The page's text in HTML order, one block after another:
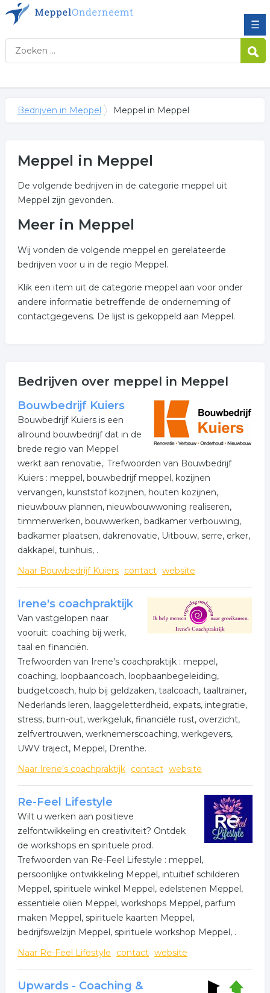
☰
Bedrijven in Meppel Meppel in Meppel
Meppel in Meppel
De volgende bedrijven in de categorie meppel uit
Meppel zijn gevonden.
Meer in Meppel
Wij vonden de volgende meppel en gerelateerde
bedrijven voor u in de regio Meppel.
Klik een item uit de categorie meppel aan voor onder
andere informatie betreffende de onderneming of
contactgegevens. De lijst is gekoppeld aan Meppel.
Bedrijven over meppel in Meppel
Bouwbedrijf Kuiers
Bouwbedrijf Kuiers is een
allround bouwbedrijf dat in de
brede regio van Meppel
werkt aan renovatie,. Trefwoorden van Bouwbedrijf
Kuiers : meppel, bouwbedrijf meppel, kozijnen
vervangen, kunststof kozijnen, houten kozijnen,
nieuwbouw plannen, nieuwbouwwoning realiseren,
timmerwerken, bouwwerken, badkamer verbouwing,
badkamer plaatsen, dakrenovatie, Uitbouw, serre, erker,
dakkapel, tuinhuis, .
Naar Bouwbedrijf Kuiers contact website
Irene's coachpraktijk
Van vastgelopen naar
vooruit: coaching bij werk,
taal en financiën.
Trefwoorden van Irene's coachpraktijk : meppel,
coaching, loopbaancoach, loopbaanbegeleiding,
budgetcoach, hulp bij geldzaken, taalcoach, taaltrainer,
Nederlands leren, laaggeletterdheid, expats, integratie,
stress, burn-out, werkgeluk, financiële rust, overzicht,
zelfvertrouwen, werknemerscoaching, werkgevers,
UWV traject, Meppel, Drenthe.
Naar Irene's coachpraktijk contact website
Re-Feel Lifestyle
Wilt u werken aan positieve
zelfontwikkeling en creativiteit? Ontdek
de workshops en spirituele prod.
Trefwoorden van Re-Feel Lifestyle : meppel,
persoonlijke ontwikkeling Meppel, intuïtief schilderen
Meppel, spirituele winkel Meppel, edelstenen Meppel,
essentiële oliën Meppel, workshops Meppel, parfum
maken Meppel, spirituele kaarten Meppel,
bedrijfswelzijn Meppel, spirituele workshop Meppel, .
Naar Re-Feel Lifestyle
contact website
Upwards - Coaching &